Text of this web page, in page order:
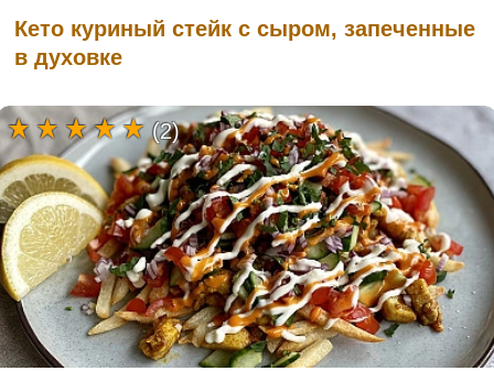
Кето куриный стейк с сыром, запеченные
в духовке
(2)